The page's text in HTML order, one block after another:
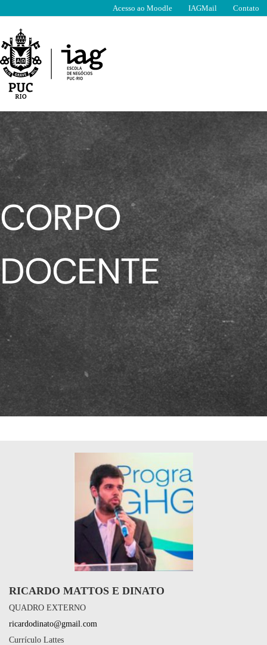
o
conteúdo
Acesso ao Moodle IAGMail Contato
CORPO
DOCENTE
RICARDO MATTOS E DINATO
QUADRO EXTERNO
ricardodinato@gmail.com
Currículo Lattes